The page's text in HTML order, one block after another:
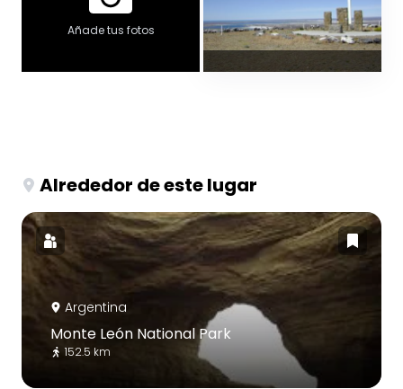
Añade tus fotos
Alrededor de este lugar
Argentina
Monte León National Park
152.5 km